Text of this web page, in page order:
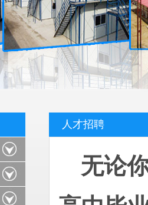
人才招聘
无论